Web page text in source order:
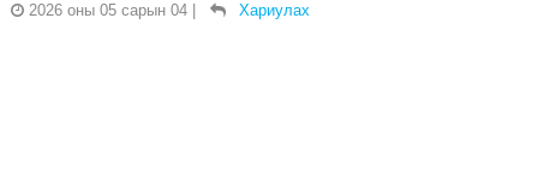
2026 оны 05 сарын 04
Хариулах